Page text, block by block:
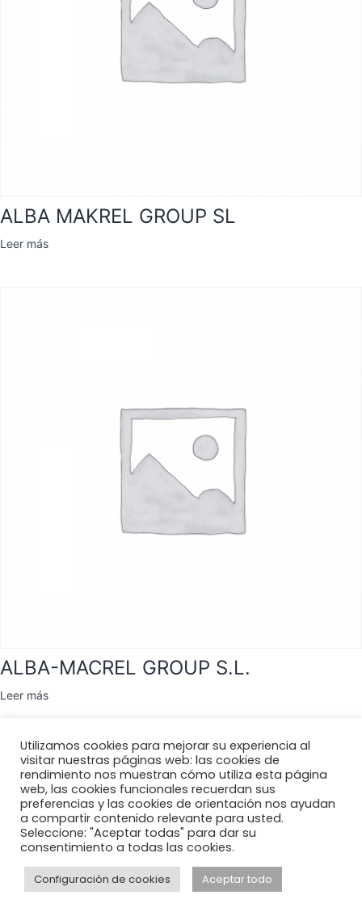
ALBA MAKREL GROUP SL
Leer más
ALBA-MACREL GROUP S.L.
Leer más
Utilizamos cookies para mejorar su experiencia al
visitar nuestras páginas web: las cookies de
rendimiento nos muestran cómo utiliza esta página
web, las cookies funcionales recuerdan sus
preferencias y las cookies de orientación nos ayudan
a compartir contenido relevante para usted.
Seleccione: "Aceptar todas" para dar su
consentimiento a todas las cookies.
Configuración de cookies Aceptar todo